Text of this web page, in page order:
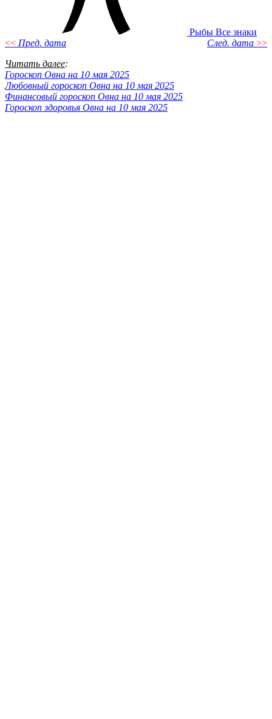
Рыбы Все знаки
<< Пред. дата След. дата >>
Читать далее:
Гороскоп Овна на 10 мая 2025
Любовный гороскоп Овна на 10 мая 2025
Финансовый гороскоп Овна на 10 мая 2025
Гороскоп здоровья Овна на 10 мая 2025